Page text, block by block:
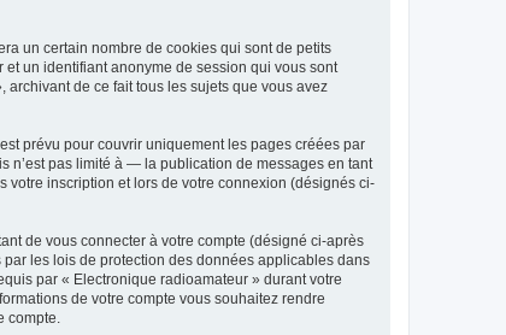
un certain nombre de cookies qui sont de petits
un identifiant anonyme de session qui vous sont
de ce fait tous les sujets que vous avez
prévu pour couvrir uniquement les pages créées par
n’est pas limité à — la publication de messages en tant
votre inscription et lors de votre connexion (désignés ci-
de vous connecter à votre compte (désigné ci-après
les lois de protection des données applicables dans
par « Electronique radioamateur » durant votre
de votre compte vous souhaitez rendre